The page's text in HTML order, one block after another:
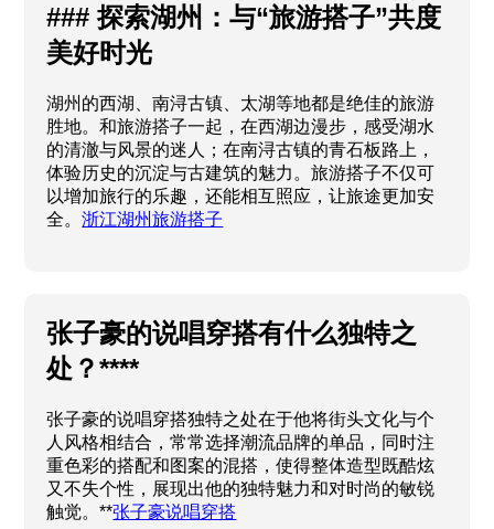
### 探索湖州：与“旅游搭子”共度
美好时光
湖州的西湖、南浔古镇、太湖等地都是绝佳的旅游
胜地。和旅游搭子一起，在西湖边漫步，感受湖水
的清澈与风景的迷人；在南浔古镇的青石板路上，
体验历史的沉淀与古建筑的魅力。旅游搭子不仅可
以增加旅行的乐趣，还能相互照应，让旅途更加安
全。浙江湖州旅游搭子
张子豪的说唱穿搭有什么独特之
处？****
张子豪的说唱穿搭独特之处在于他将街头文化与个
人风格相结合，常常选择潮流品牌的单品，同时注
重色彩的搭配和图案的混搭，使得整体造型既酷炫
又不失个性，展现出他的独特魅力和对时尚的敏锐
触觉。**张子豪说唱穿搭